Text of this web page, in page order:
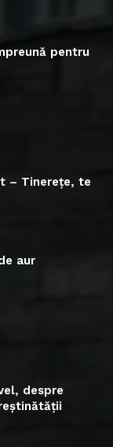
pentru
– Tinerețe, te
aur
despre